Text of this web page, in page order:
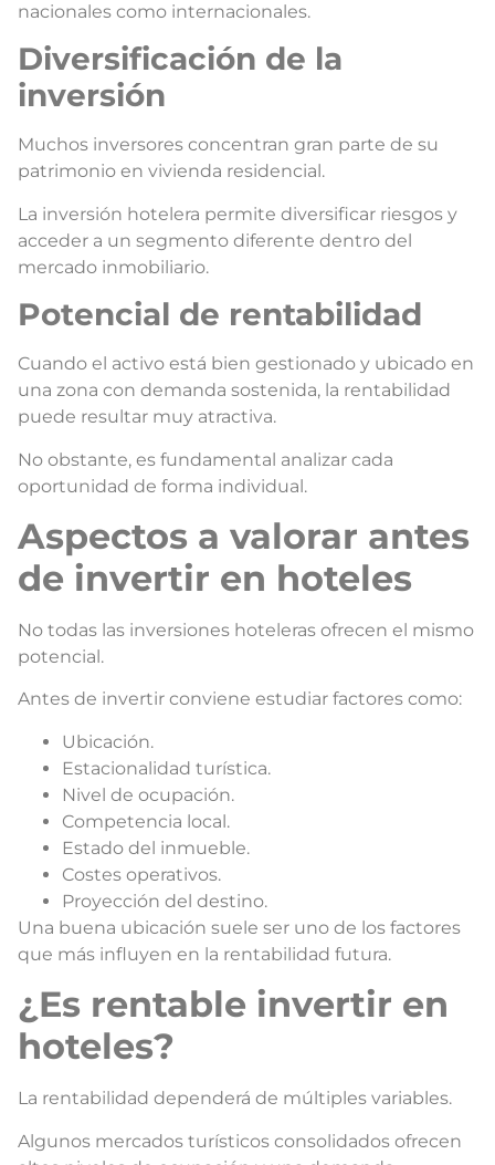
nacionales como internacionales.
Diversificación de la
inversión
Muchos inversores concentran gran parte de su
patrimonio en vivienda residencial.
La inversión hotelera permite diversificar riesgos y
acceder a un segmento diferente dentro del
mercado inmobiliario.
Potencial de rentabilidad
Cuando el activo está bien gestionado y ubicado en
una zona con demanda sostenida, la rentabilidad
puede resultar muy atractiva.
No obstante, es fundamental analizar cada
oportunidad de forma individual.
Aspectos a valorar antes
de invertir en hoteles
No todas las inversiones hoteleras ofrecen el mismo
potencial.
Antes de invertir conviene estudiar factores como:
Ubicación.
Estacionalidad turística.
Nivel de ocupación.
Competencia local.
Estado del inmueble.
Costes operativos.
Proyección del destino.
Una buena ubicación suele ser uno de los factores
que más influyen en la rentabilidad futura.
¿Es rentable invertir en
hoteles?
La rentabilidad dependerá de múltiples variables.
Algunos mercados turísticos consolidados ofrecen